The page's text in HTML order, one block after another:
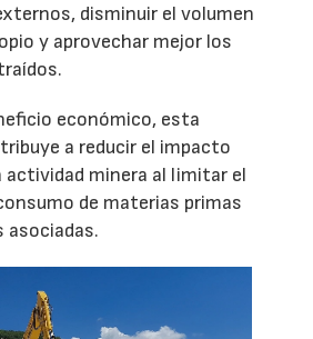
disminuir el volumen
y aprovechar mejor los
económico, esta
a reducir el impacto
actividad minera al limitar el
de materias primas
asociadas.